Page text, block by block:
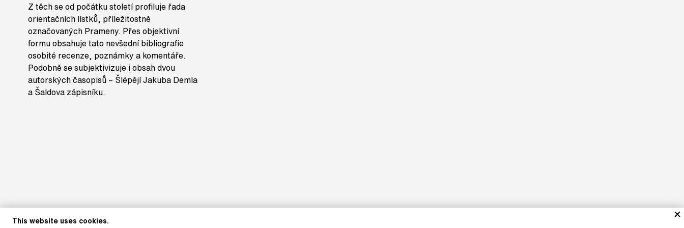
Z těch se od počátku století profiluje řada
orientačních lístků, příležitostně
označovaných Prameny. Přes objektivní
formu obsahuje tato nevšední bibliografie
osobité recenze, poznámky a komentáře.
Podobně se subjektivizuje i obsah dvou
autorských časopisů – Šlépějí Jakuba Demla
a Šaldova zápisníku.
This website uses cookies.